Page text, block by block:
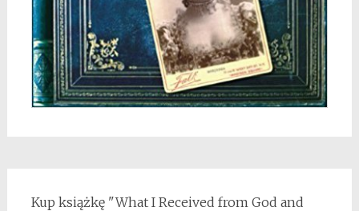
Kup książkę "What I Received from God and